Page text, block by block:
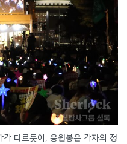
다르듯이, 응원봉은 각자의 정